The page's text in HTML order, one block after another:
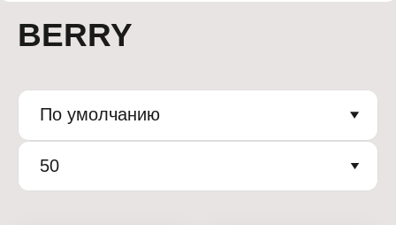
BERRY
По умолчанию
50